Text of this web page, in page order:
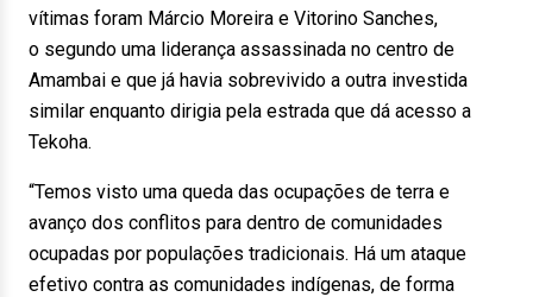
vítimas foram Márcio Moreira e Vitorino Sanches,
o segundo uma liderança assassinada no centro de
Amambai e que já havia sobrevivido a outra investida
similar enquanto dirigia pela estrada que dá acesso a
Tekoha.
“Temos visto uma queda das ocupações de terra e
avanço dos conflitos para dentro de comunidades
ocupadas por populações tradicionais. Há um ataque
efetivo contra as comunidades indígenas, de forma